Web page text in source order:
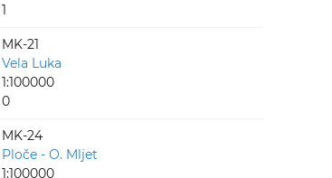
1
MK-21
Vela Luka
1:100000
0
MK-24
Ploče - O. Mljet
1:100000